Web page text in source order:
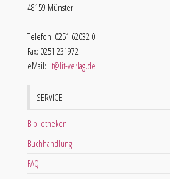
48159 Münster
Telefon: 0251 62032 0
Fax: 0251 231972
eMail: lit@lit-verlag.de
SERVICE
Bibliotheken
Buchhandlung
FAQ